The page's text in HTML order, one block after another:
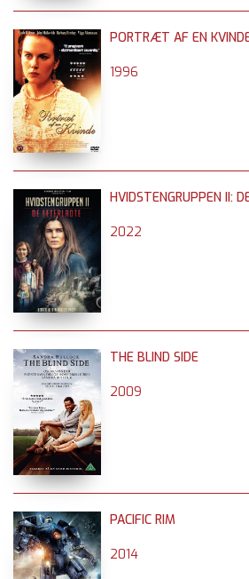
PORTRÆT AF EN
1996
HVIDSTENGRUPPEN II:
2022
THE BLIND SIDE
2009
PACIFIC RIM
2014